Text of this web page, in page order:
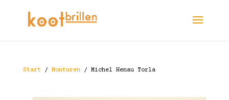
Start/ Monturen/ Michel Henau Torla